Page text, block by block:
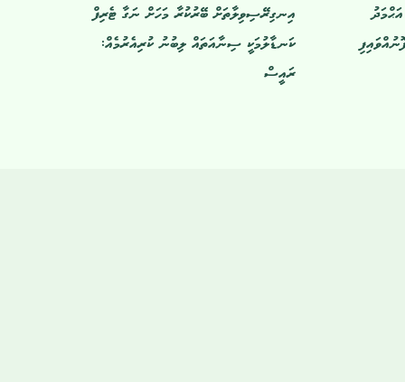
އިނގިރޭސިވިލާތަށް ބޭރުކުރާ މަހަށް ނަގާ ޓެރިފް
ކަނޑާލުމަކީ ސިނާއަތައް ލިބުނު ކުރިއެރުމެއް:
ރައީސް